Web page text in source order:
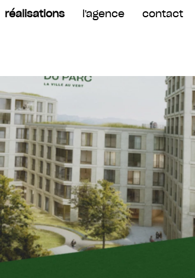
réalisations l'agence contact